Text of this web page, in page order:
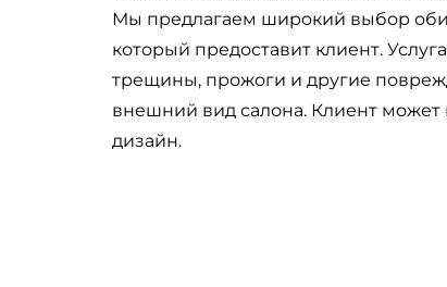
Мы предлагаем широкий выбор
который предоставит клиент.
трещины, прожоги и другие
внешний вид салона. Клиент может
дизайн.